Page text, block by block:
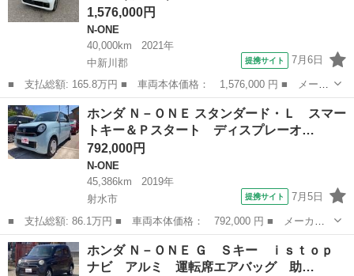
1,576,000円
N-ONE
40,000km
2021年
中新川郡
提携サイト 7月6日
■ 支払総額: 165.8万円 ■ 車両本体価格： 1,576,000 円 ■ メーカ
ー名： ホンダ ■ 車種名： Ｎ－ＯＮＥ ■ グレード名： プレミ
アム ツアラー ４ＷＤ ■ 排気量： 660cc ■ ドア枚数： 5D...
富山 中新川郡 N-ONE
ホンダ Ｎ－ＯＮＥ スタンダード・Ｌ スマー
トキー＆Ｐスタート ディスプレーオ…
792,000円
N-ONE
45,386km
2019年
射水市
提携サイト 7月5日
■ 支払総額: 86.1万円 ■ 車両本体価格： 792,000 円 ■ メーカー
名： ホンダ ■ 車種名： Ｎ－ＯＮＥ ■ グレード名： スタンダ
ード・Ｌ スマートキー＆Ｐスタート ディスプレーオーディオ＆バ
ックカメラ ...
富山 射水市 N-ONE
ホンダ Ｎ－ＯＮＥ Ｇ Ｓキー ｉｓｔｏｐ
ナビ アルミ 運転席エアバッグ 助…